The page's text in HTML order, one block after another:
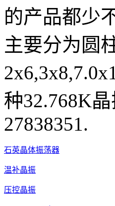
的产品都少
主要分为圆
种32.768K
27838351.
石英晶体振荡器
温补晶振
压控晶振